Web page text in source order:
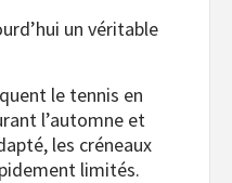
un véritable
le tennis en
l’automne et
les créneaux
limités.